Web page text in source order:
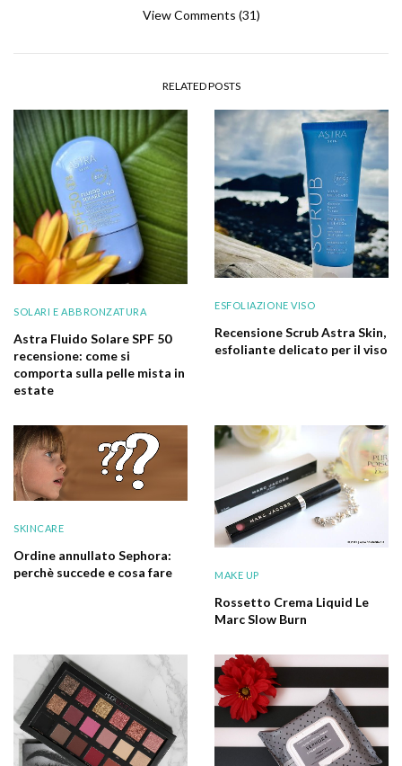
View Comments (31)
RELATED POSTS
SOLARI E ABBRONZATURA
Astra Fluido Solare SPF 50
recensione: come si
comporta sulla pelle mista in
estate
ESFOLIAZIONE VISO
Recensione Scrub Astra Skin,
esfoliante delicato per il viso
SKINCARE
Ordine annullato Sephora:
perchè succede e cosa fare
MAKE UP
Rossetto Crema Liquid Le
Marc Slow Burn